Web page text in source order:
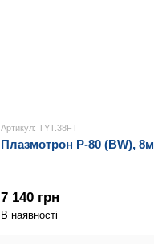
Артикул: TYT.38FT
Плазмотрон P-80 (BW), 8м
7 140 грн
В наявності